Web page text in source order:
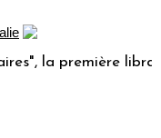
première librairie du